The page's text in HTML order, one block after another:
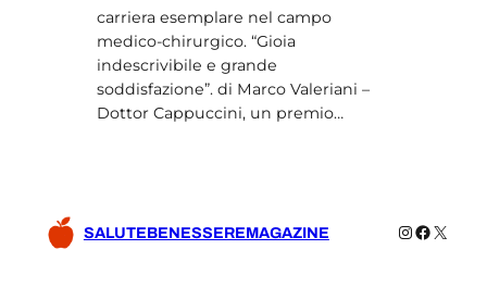
carriera esemplare nel campo
medico-chirurgico. “Gioia
indescrivibile e grande
soddisfazione”. di Marco Valeriani –
Dottor Cappuccini, un premio…
SALUTEBENESSEREMAGAZINE Instagram
X